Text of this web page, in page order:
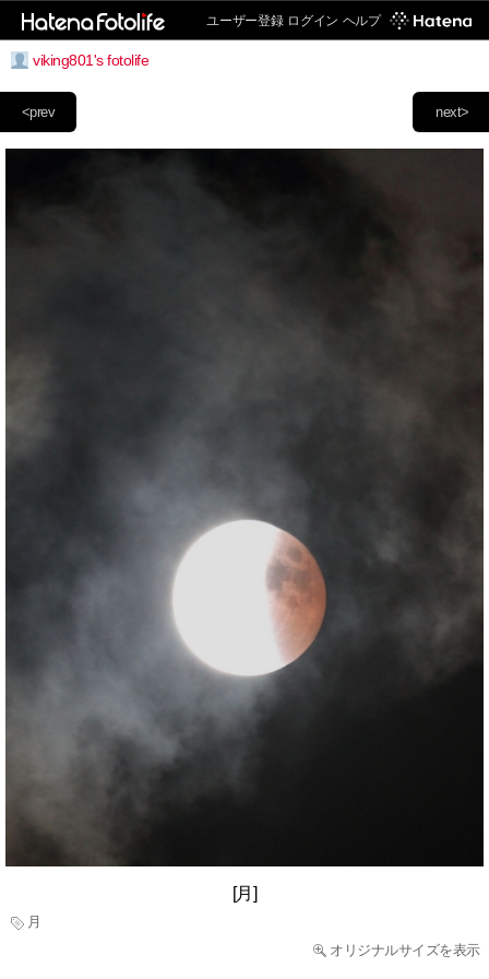
ユーザー登録 ログイン ヘルプ
viking801's fotolife
next>
<prev
[月]
月
オリジナルサイズを表示